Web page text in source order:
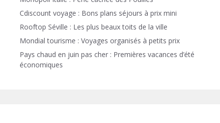
Cdiscount voyage : Bons plans séjours à prix mini
Rooftop Séville : Les plus beaux toits de la ville
Mondial tourisme : Voyages organisés à petits prix
Pays chaud en juin pas cher : Premières vacances d’été
économiques